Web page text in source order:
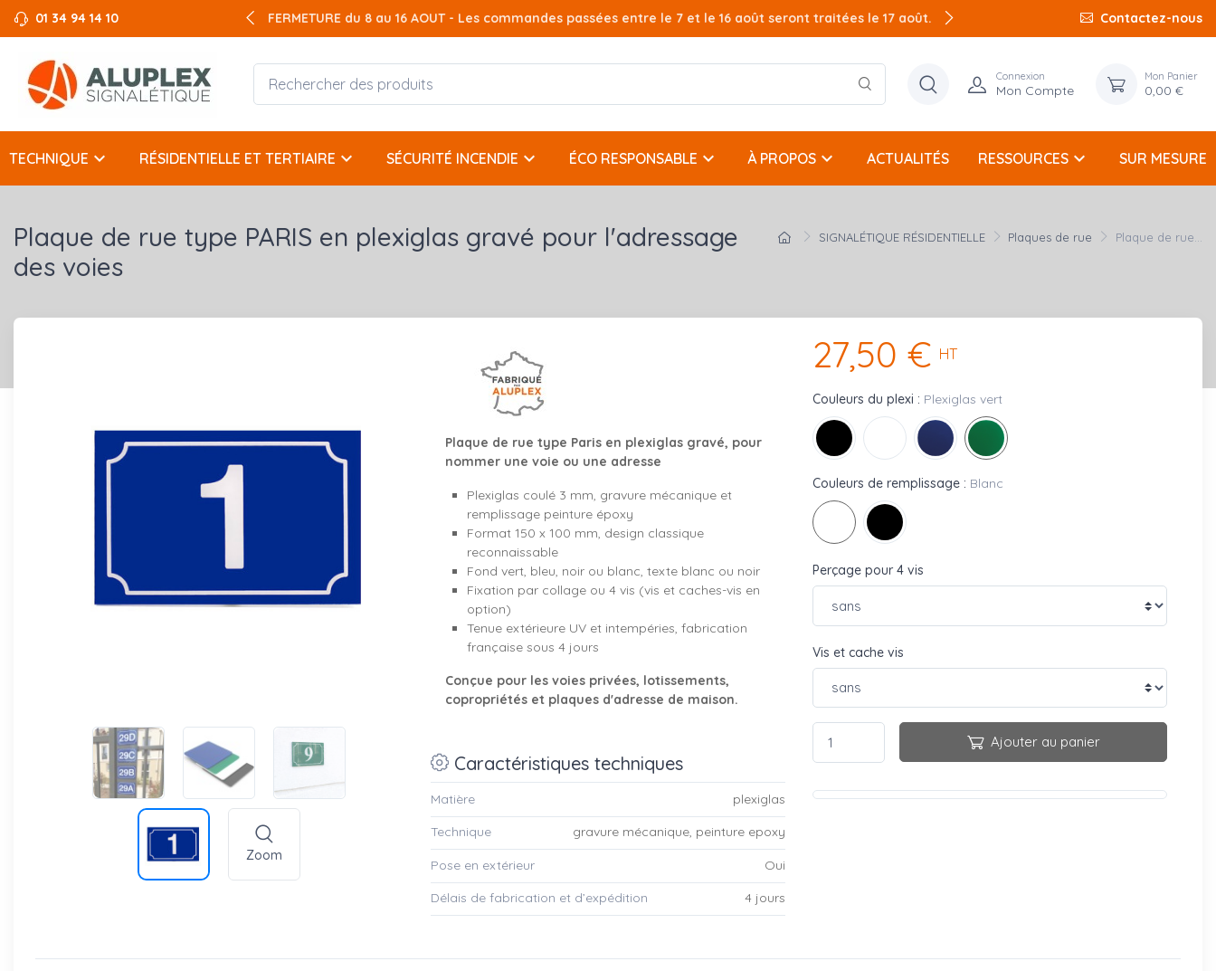
01 34 94 14 10 FERMETURE du 8 au 16 AOUT - Les commandes passées entre le 7 et le 16 août seront traitées le 17 août. Contactez-nous
Connexion
Mon Compte
Mon Panier
0,00 €
TECHNIQUE keyboard_arrow_down RÉSIDENTIELLE ET TERTIAIRE keyboard_arrow_down SÉCURITÉ INCENDIE keyboard_arrow_down ÉCO RESPONSABLE keyboard_arrow_down À PROPOS keyboard_arrow_down ACTUALITÉS RESSOURCES keyboard_arrow_down SUR MESURE
SIGNALÉTIQUE RÉSIDENTIELLE Plaques de rue Plaque de rue...
Plaque de rue type PARIS en plexiglas gravé pour l'adressage
des voies
Zoom
Plaque de rue type Paris en plexiglas gravé, pour
nommer une voie ou une adresse
Plexiglas coulé 3 mm, gravure mécanique et
remplissage peinture époxy
Format 150 x 100 mm, design classique
reconnaissable
Fond vert, bleu, noir ou blanc, texte blanc ou noir
Fixation par collage ou 4 vis (vis et caches-vis en
option)
Tenue extérieure UV et intempéries, fabrication
française sous 4 jours
Conçue pour les voies privées, lotissements,
copropriétés et plaques d'adresse de maison.
Caractéristiques techniques
Matière plexiglas
Technique gravure mécanique, peinture epoxy
Pose en extérieur Oui
Délais de fabrication et d’expédition 4 jours
27,50 € HT
Couleurs du plexi : Plexiglas vert
Couleurs de remplissage : Blanc
Perçage pour 4 vis
Vis et cache vis
Ajouter au panier